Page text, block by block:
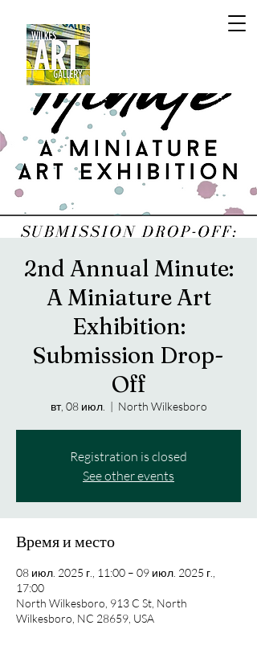
2nd Annual Minute:
A Miniature Art
Exhibition:
Submission Drop-
Off
вт, 08 июл.
  |
North Wilkesboro
Registration is closed
See other events
Время и место
08 июл. 2025 г., 11:00 – 09 июл. 2025 г.,
17:00
North Wilkesboro, 913 C St, North
Wilkesboro, NC 28659, USA